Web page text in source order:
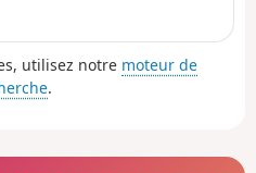
agrémentés de
la faune et la
de
Régional du
sangliers.
utilisez notre moteur de
.